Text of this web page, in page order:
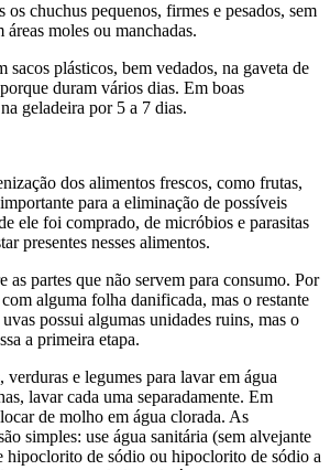
os chuchus pequenos, firmes e pesados, sem
áreas moles ou manchadas.
sacos plásticos, bem vedados, na gaveta de
duram vários dias. Em boas
geladeira por 5 a 7 dias.
dos alimentos frescos, como frutas,
para a eliminação de possíveis
ele foi comprado, de micróbios e parasitas
presentes nesses alimentos.
as partes que não servem para consumo. Por
alguma folha danificada, mas o restante
possui algumas unidades ruins, mas o
a primeira etapa.
verduras e legumes para lavar em água
lavar cada uma separadamente. Em
de molho em água clorada. As
simples: use água sanitária (sem alvejante
hipoclorito de sódio ou hipoclorito de sódio a